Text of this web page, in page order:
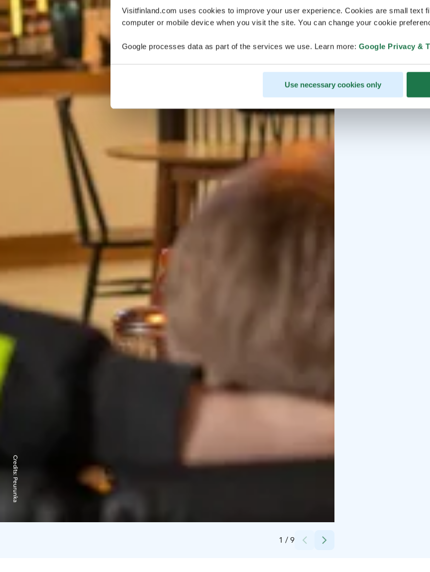
Visitfinland.com uses cookies to improve your user experience. Cookies are small text
computer or mobile device when you visit the site. You can change your cookie
Google processes data as part of the services we use. Learn more: Google Privacy &
Use necessary cookies only
1 / 9
Credits:
Peurunka